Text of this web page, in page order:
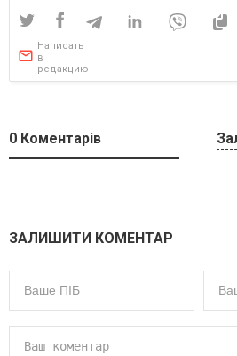
Написать
в
редакцию
0 Коментарів
ЗАЛИШИТИ КОМЕНТАР